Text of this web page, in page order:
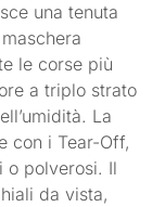
una tenuta
le corse più
a triplo strato
La
con i Tear-Off,
o polverosi. Il
da vista,